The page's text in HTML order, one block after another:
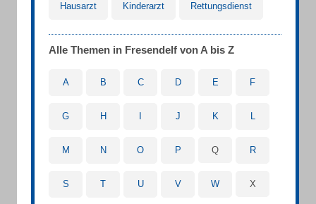
Hausarzt Kinderarzt Rettungsdienst
Alle Themen in Fresendelf von A bis Z
A B C D E F
G H J K L
M N O P Q R
S T U V W X